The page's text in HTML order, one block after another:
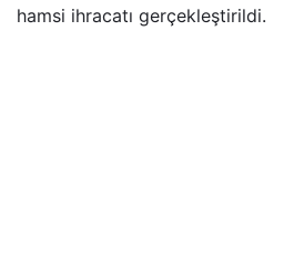
hamsi ihracatı gerçekleştirildi.